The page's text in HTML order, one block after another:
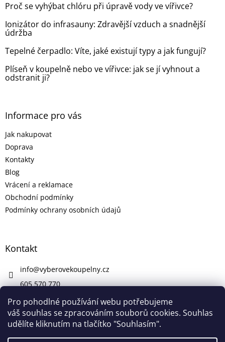
Pro pohodlné používání webu potřebujeme
váš souhlas se zpracováním souborů cookies. Souhlas
udělíte kliknutím na tlačítko "Souhlasím".
Proč se vyhýbat chlóru při úpravě vody ve vířivce?
Ionizátor do infrasauny: Zdravější vzduch a snadnější
údržba
Tepelné čerpadlo: Víte, jaké existují typy a jak fungují?
Plíseň v koupelně nebo ve vířivce: jak se jí vyhnout a
odstranit ji?
Informace pro vás
Jak nakupovat
Doprava
Kontakty
Blog
Vrácení a reklamace
Obchodní podmínky
Podmínky ochrany osobních údajů
Kontakt
info@vyberovekoupelny.cz
605 570 770
https://www.facebook.com/vyberovekoupelny/